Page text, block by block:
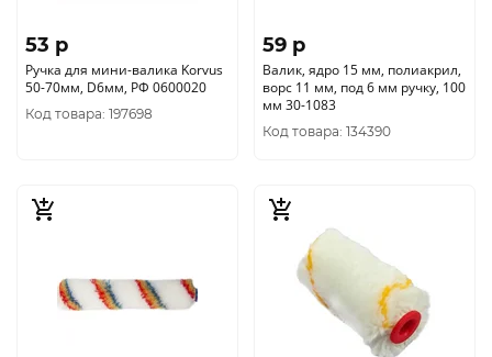
53 p
Ручка для мини-валика Korvus
50-70мм, D6мм, РФ 0600020
Код товара: 197698
59 p
Валик, ядро 15 мм, полиакрил,
ворс 11 мм, под 6 мм ручку, 100
мм 30-1083
Код товара: 134390